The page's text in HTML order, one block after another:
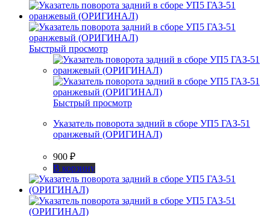
Быстрый просмотр
Быстрый просмотр
Указатель поворота задний в сборе УП5 ГАЗ-51
оранжевый (ОРИГИНАЛ)
900 ₽
В корзину